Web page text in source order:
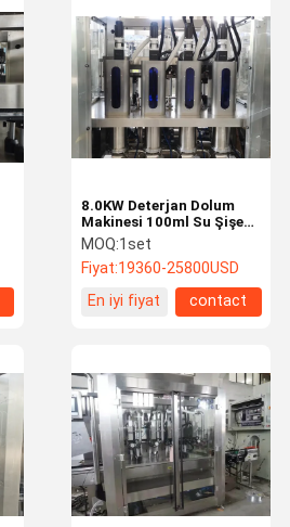
8.0KW Deterjan Dolum
Makinesi 100ml Su Şişesi
Dolum Makinesi
MOQ:1set
Fiyat:19360-25800USD
En iyi fiyat
contact